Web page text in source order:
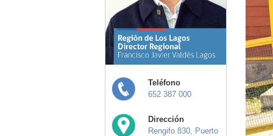
Teléfono
652 387 000
Dirección
Rengifo 830, Puerto